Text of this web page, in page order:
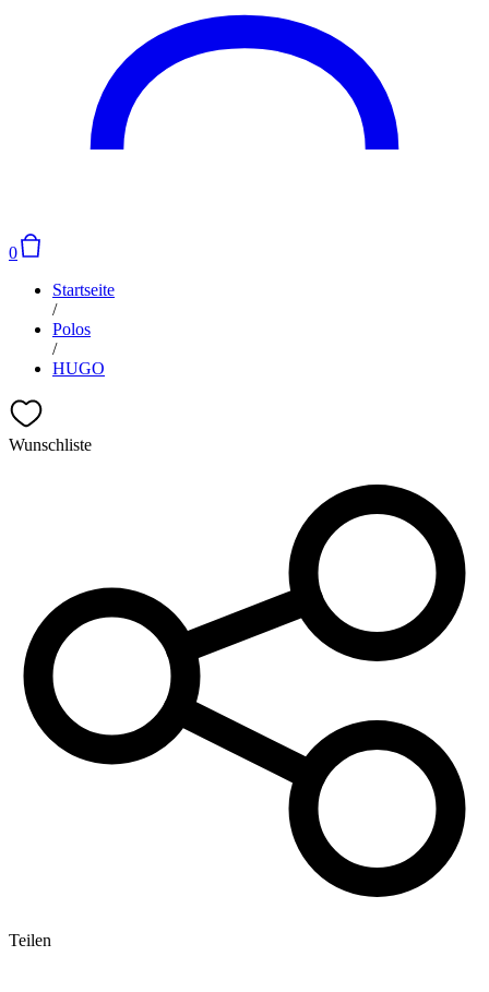
0
Startseite
/
Polos
/
HUGO
Wunschliste
Teilen